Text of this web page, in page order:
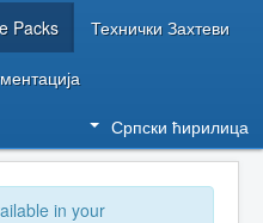
Packs Технички Захтеви
Српски ћирилица
in your